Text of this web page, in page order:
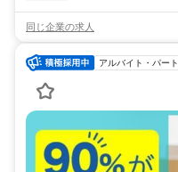
同じ企業の求人
アルバイト・パート